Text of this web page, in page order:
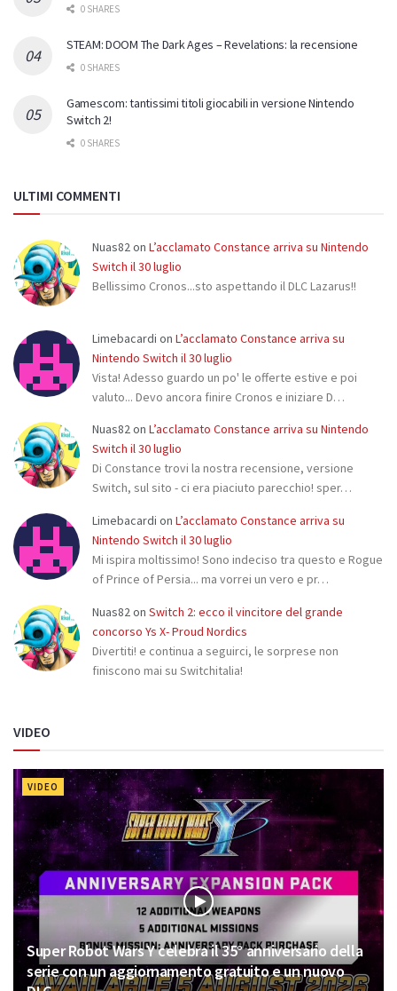
0 SHARES
STEAM: DOOM The Dark Ages – Revelations: la recensione
0 SHARES
Gamescom: tantissimi titoli giocabili in versione Nintendo
Switch 2!
0 SHARES
ULTIMI COMMENTI
Nuas82on L’acclamato Constance arriva su Nintendo
Switch il 30 luglio
Bellissimo Cronos...sto aspettando il DLC Lazarus!!
Limebacardi on L’acclamato Constance arriva su
Nintendo Switch il 30 luglio
Vista! Adesso guardo un po' le offerte estive e poi
valuto... Devo ancora finire Cronos e iniziare D…
Nuas82on L’acclamato Constance arriva su Nintendo
Switch il 30 luglio
Di Constance trovi la nostra recensione, versione
Switch, sul sito - ci era piaciuto parecchio! sper…
Limebacardi on L’acclamato Constance arriva su
Nintendo Switch il 30 luglio
Mi ispira moltissimo! Sono indeciso tra questo e Rogue
of Prince of Persia... ma vorrei un vero e pr…
Nuas82on Switch 2: ecco il vincitore del grande
concorso Ys X- Proud Nordics
Divertiti! e continua a seguirci, le sorprese non
finiscono mai su Switchitalia!
VIDEO
VIDEO
Super Robot Wars Y celebra il 35° anniversario della
serie con un aggiornamento gratuito e un nuovo